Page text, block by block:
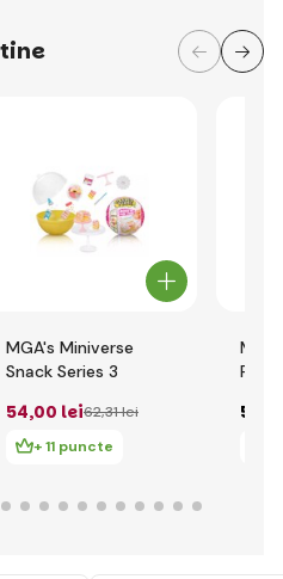
MGA's Miniverse
Snack Series 3
54,00 lei62,31 lei
+ 11 puncte
54